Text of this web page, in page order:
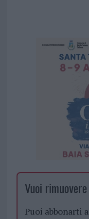
Vuoi
Puoi abbonarti a